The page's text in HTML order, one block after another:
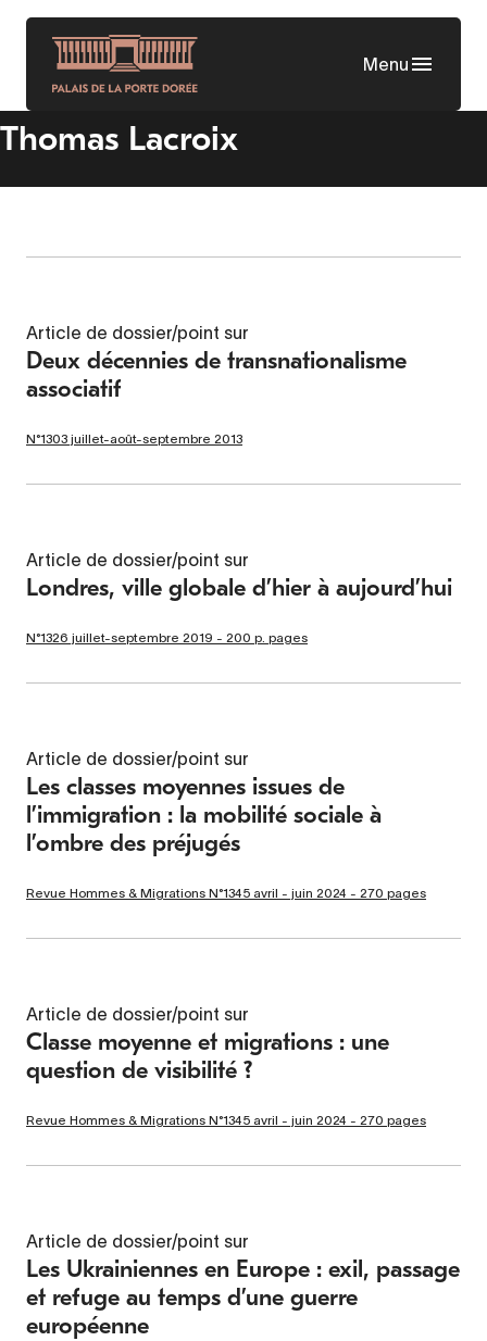
Aller
contenu
principal
Menu
Thomas Lacroix
Article de dossier/point sur
Deux décennies de transnationalisme
associatif
N°1303 juillet-août-septembre 2013
Article de dossier/point sur
Londres, ville globale d’hier à aujourd’hui
N°1326 juillet-septembre 2019 - 200 p. pages
Article de dossier/point sur
Les classes moyennes issues de
l’immigration : la mobilité sociale à
l’ombre des préjugés
Revue Hommes & Migrations N°1345 avril - juin 2024 - 270 pages
Article de dossier/point sur
Classe moyenne et migrations : une
question de visibilité ?
Revue Hommes & Migrations N°1345 avril - juin 2024 - 270 pages
Article de dossier/point sur
Les Ukrainiennes en Europe : exil, passage
et refuge au temps d’une guerre
européenne